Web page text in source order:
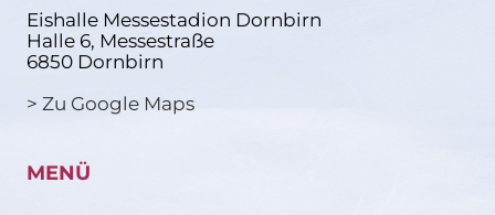
Eishalle Messestadion Dornbirn
Halle 6, Messestraße
6850 Dornbirn
> Zu Google Maps
MENÜ